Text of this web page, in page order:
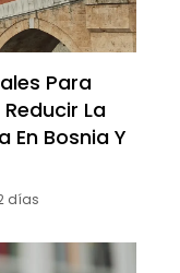
Para
La
En Bosnia Y
días